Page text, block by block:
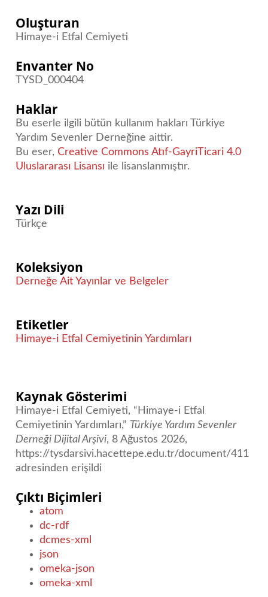
Oluşturan
Himaye-i Etfal Cemiyeti
Envanter No
TYSD_000404
Haklar
Bu eserle ilgili bütün kullanım hakları Türkiye
Yardım Sevenler Derneğine aittir.
Bu eser,Creative Commons Atıf-GayriTicari 4.0
Uluslararası Lisansı ile lisanslanmıştır.
Yazı Dili
Türkçe
Koleksiyon
Derneğe Ait Yayınlar ve Belgeler
Etiketler
Himaye-i Etfal Cemiyetinin Yardımları
Kaynak Gösterimi
Himaye-i Etfal Cemiyeti, “Himaye-i Etfal
Cemiyetinin Yardımları,” Türkiye Yardım Sevenler
Derneği Dijital Arşivi, 8 Ağustos 2026,
https://tysdarsivi.hacettepe.edu.tr/document/411
adresinden erişildi
Çıktı Biçimleri
atom
dc-rdf
dcmes-xml
json
omeka-json
omeka-xml